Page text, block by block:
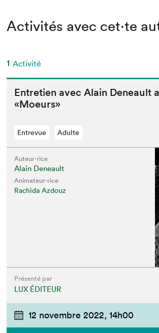
Activités avec cet·te
1 Activité
Entre­tien avec Alain Deneault
«Moeurs»
Entrevue Adulte
Auteur·rice
Alain Deneault
Animateur⋅rice
Rachida Azdouz
Présenté par
LUX ÉDITEUR
12 novembre 2022, 14h00